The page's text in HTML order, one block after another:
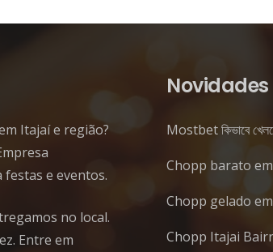
Itajaí e região?
festas e eventos.
no local.
Entre em
Novidades
Mostbet কিভাবে
Chopp barato
Chopp gelado
Chopp Itajai